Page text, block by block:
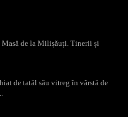
Masă de la Milișăuți. Tinerii și
de tatăl său vitreg în vârstă de